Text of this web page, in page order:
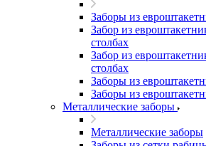
Заборы из
Забор из
столбах
Забор из
столбах
Заборы из
Заборы из
Металлические заборы
Металлические заборы